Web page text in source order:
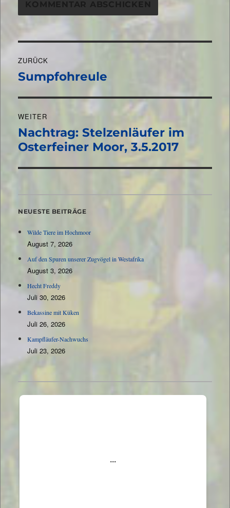
ZURÜCK
Vorheriger
Sumpfohreule
WEITER
Nächster
Beitrag:
Nachtrag: Stelzenläufer im
Osterfeiner Moor, 3.5.2017
NEUESTE BEITRÄGE
Wilde Tiere im Hochmoor
August 7, 2026
Auf den Spuren unserer Zugvögel in Westafrika
August 3, 2026
Hecht Freddy
Juli 30, 2026
Bekassine mit Küken
Juli 26, 2026
Kampfläufer-Nachwuchs
Juli 23, 2026